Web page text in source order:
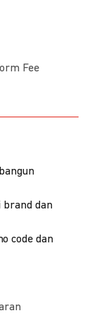
Fee
brand dan
code dan